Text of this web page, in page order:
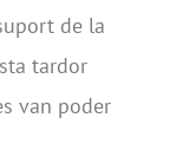
de la
tardor
van poder